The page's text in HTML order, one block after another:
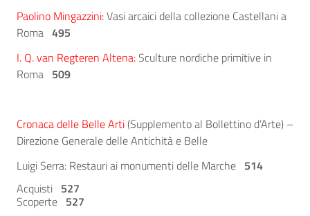
Paolino Mingazzini:Vasi arcaici della collezione Castellani a
Roma 495
I. Q. van Regteren Altena:Sculture nordiche primitive in
Roma 509
Cronaca delle Belle Arti (Supplemento al Bollettino d’Arte) –
Direzione Generale delle Antichità e Belle
Luigi Serra: Restauri ai monumenti delle Marche 514
Acquisti 527
Scoperte 527